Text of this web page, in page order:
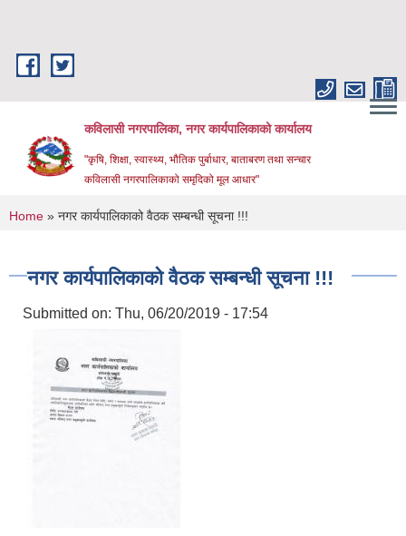
कविलासी नगरपालिका, नगर कार्यपालिकाको कार्यालय
"कृषि, शिक्षा, स्वास्थ्य, भौतिक पुर्बाधार, बाताबरण तथा सन्चार
कविलासी नगरपालिकाको समृदिको मूल आधार"
You are here
Home » नगर कार्यपालिकाको वैठक सम्बन्धी सूचना !!!
नगर कार्यपालिकाको वैठक सम्बन्धी सूचना !!!
Submitted on: Thu, 06/20/2019 - 17:54